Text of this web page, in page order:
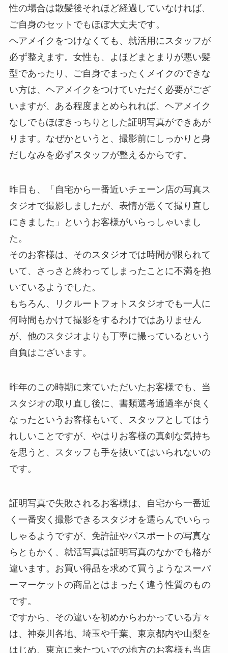
性の場合は散髪後それほど経過していなければ、
ご自身のセットでもほぼ大丈夫です。
ヘアメイクをつけなくても、就活用にスタッフが
必ず整えます。女性も、よほどまとまりが悪い髪
型であったり、ご自身でまったくメイクのできな
い方は、ヘアメイクをつけていただく必要がござ
いますが、ある程度まとめられれば、ヘアメイク
なしでもほぼきっちりとした証明写真ができあが
ります。なぜかというと、撮影前にしっかりと身
だしなみを必ずスタッフが整えるからです。
昨日も、「自宅から一番近いチェーン店の写真ス
タジオで撮影しましたが、表情が悪くて撮り直し
にきました」というお客様がいらっしゃいまし
た。
そのお客様は、そのスタジオでは時間が限られて
いて、さっさと終わってしまったことに不満を抱
いているようでした。
もちろん、リクルートフォトスタジオでも一人に
何時間もかけて撮影をするわけではありません
が、他のスタジオよりも丁寧に撮っているという
自負はございます。
昨年のこの時期に来ていただいたお客様でも、当
スタジオの取り直し後に、書類選考通過率が良く
なったというお客様もいて、スタッフとしてはう
れしいことですが、やはりお客様の真剣な気持ち
を思うと、スタッフも手を抜いてはいられないの
です。
証明写真で失敗されるお客様は、自宅から一番近
く一番安く撮影できるスタジオを選らんでいらっ
しゃるようですが、免許証やパスポートの写真な
らともかく、就活写真は証明写真のなかでも格が
違います。お買い得品を求めて買うようなスーパ
ーマーケットの商品とはまったく違う性質のもの
です。
ですから、その違いを初めからわかっている方々
は、神奈川各地、埼玉や千葉、東京都内や山梨を
はじめ、東京に来たついでの地方のお客様も当店